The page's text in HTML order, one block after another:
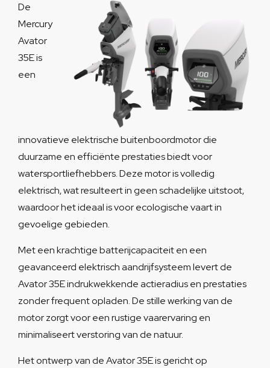
De
Mercury
Avator
35E is
een
innovatieve elektrische buitenboordmotor die
duurzame en efficiënte prestaties biedt voor
watersportliefhebbers. Deze motor is volledig
elektrisch, wat resulteert in geen schadelijke uitstoot,
waardoor het ideaal is voor ecologische vaart in
gevoelige gebieden.
Met een krachtige batterijcapaciteit en een
geavanceerd elektrisch aandrijfsysteem levert de
Avator 35E indrukwekkende actieradius en prestaties
zonder frequent opladen. De stille werking van de
motor zorgt voor een rustige vaarervaring en
minimaliseert verstoring van de natuur.
Het ontwerp van de Avator 35E is gericht op